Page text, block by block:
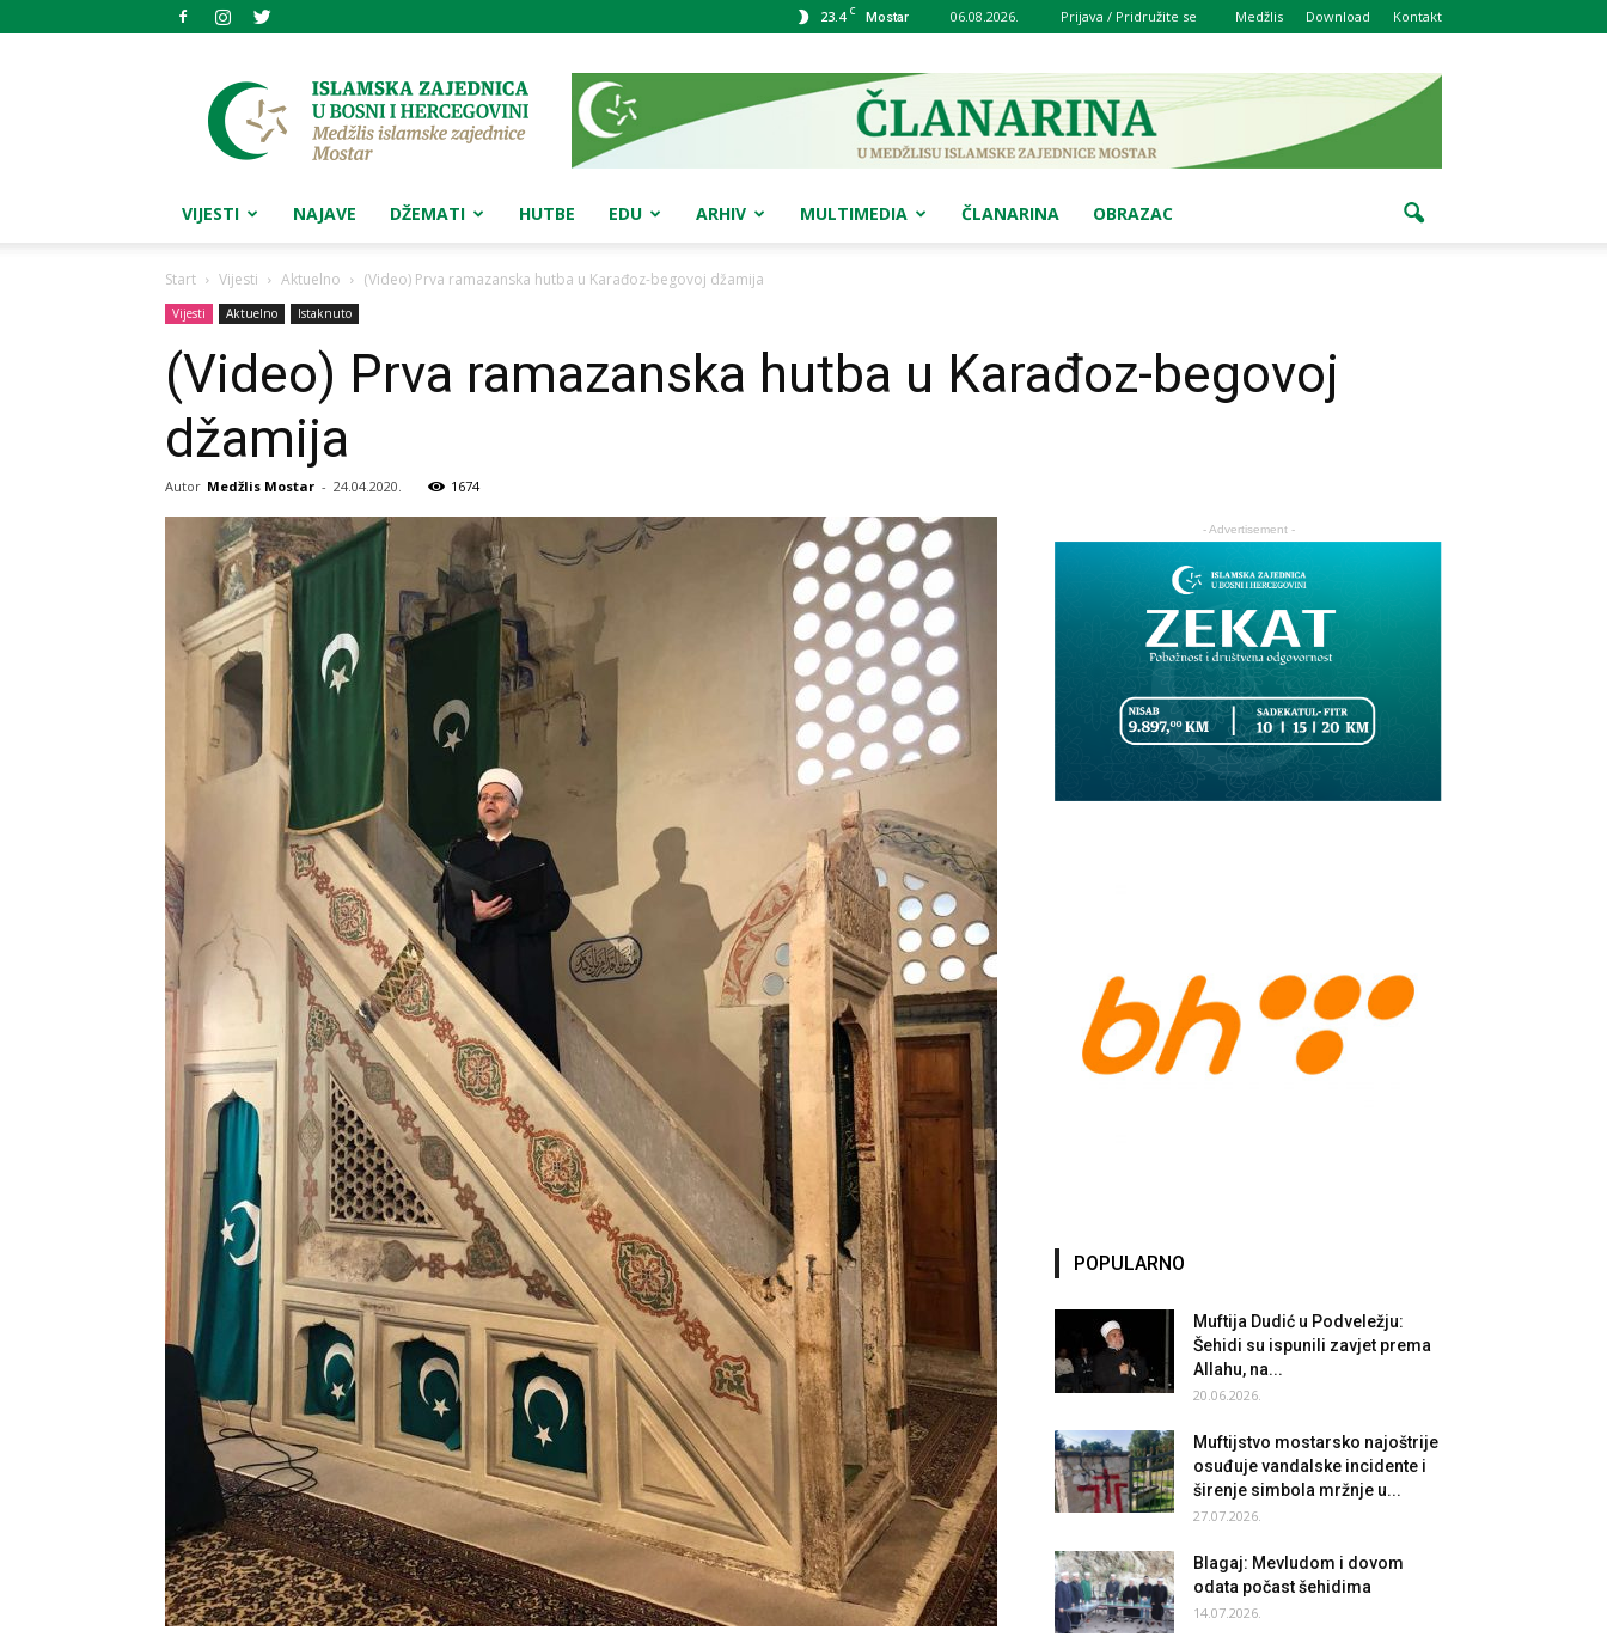
23.4 C Mostar 06.08.2026. Prijava / Pridružite se Medžlis Download Kontakt
Medžlis
islamske
zajednice
Mostar
VIJESTI NAJAVE DŽEMATI HUTBE EDU ARHIV MULTIMEDIA ČLANARINA OBRAZAC
Start Vijesti Aktuelno (Video) Prva ramazanska hutba u Karađoz-begovoj džamija
Vijesti Aktuelno Istaknuto
(Video) Prva ramazanska hutba u Karađoz-begovoj
džamija
Autor Medžlis Mostar - 24.04.2020. 1674
- Advertisement -
POPULARNO
Muftija Dudić u Podveležju:
Šehidi su ispunili zavjet prema
Allahu, na...
20.06.2026.
Muftijstvo mostarsko najoštrije
osuđuje vandalske incidente i
širenje simbola mržnje u...
27.07.2026.
Blagaj: Mevludom i dovom
odata počast šehidima
14.07.2026.